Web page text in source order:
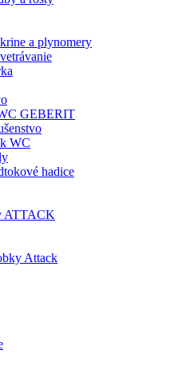
a plynomery
GEBERIT
WC
hadice
ATTACK
Attack